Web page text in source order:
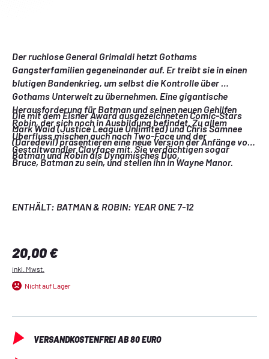
Der ruchlose General Grimaldi hetzt Gothams
Gangsterfamilien gegeneinander auf. Er treibt sie in einen
blutigen Bandenkrieg, um selbst die Kontrolle über
Gothams Unterwelt zu übernehmen. Eine gigantische
Herausforderung für Batman und seinen neuen Gehilfen
Robin, der sich noch in Ausbildung befindet. Zu allem
Überfluss mischen auch noch Two-Face und der
Gestaltwandler Clayface mit. Sie verdächtigen sogar
Bruce, Batman zu sein, und stellen ihn in Wayne Manor.
Die mit dem Eisner Award ausgezeichneten Comic-Stars
Mark Waid (Justice League Unlimited) und Chris Samnee
(Daredevil) präsentieren eine neue Version der Anfänge von
Batman und Robin als Dynamisches Duo.
ENTHÄLT: BATMAN & ROBIN: YEAR ONE 7-12
Regulärer Preis:
20,00 €
inkl. Mwst.
Nicht auf Lager
VERSANDKOSTENFREI AB 80 EURO